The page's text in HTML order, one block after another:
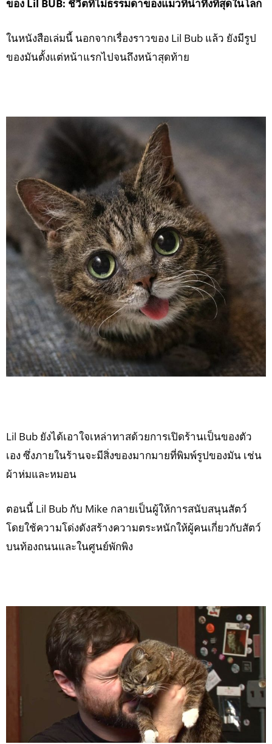
ของ Lil BUB: ชีวิตที่ไม่ธรรมดาของแมวที่น่าทึ่งที่สุดในโลก
ในหนังสือเล่มนี้ นอกจากเรื่องราวของ Lil Bub แล้ว ยังมีรูป
ของมันตั้งแต่หน้าแรกไปจนถึงหน้าสุดท้าย
Lil Bub ยังได้เอาใจเหล่าทาสด้วยการเปิดร้านเป็นของตัว
เอง ซึ่งภายในร้านจะมีสิ่งของมากมายที่พิมพ์รูปของมัน เช่น
ผ้าห่มและหมอน
ตอนนี้ Lil Bub กับ Mike กลายเป็นผู้ให้การสนับสนุนสัตว์
โดยใช้ความโด่งดังสร้างความตระหนักให้ผู้คนเกี่ยวกับสัตว์
บนท้องถนนและในศูนย์พักพิง